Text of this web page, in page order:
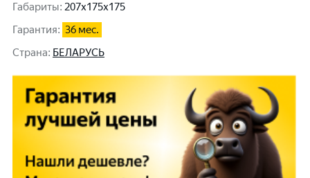
Габариты: 207x175x175
Гарантия: 36 мес.
Cтрана: БЕЛАРУСЬ